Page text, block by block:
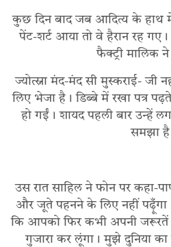
कुछ दिन बाद जब आदित्य के हाथ में
पेंट-शर्ट आया तो वे हैरान रह
फैक्ट्री मालिक ने
ज्योत्स्ना मंद-मंद सी मुस्कराई-
लिए भेजा है। डिब्बे में रखा पत्र
हो गईं। शायद पहली बार उन्हें
समझा
उस रात साहिल ने फोन पर कहा-
और जूते पहनने के लिए नहीं
कि आपको फिर कभी अपनी जरूरतें
गुजारा कर लूंगा। मुझे दुनिया